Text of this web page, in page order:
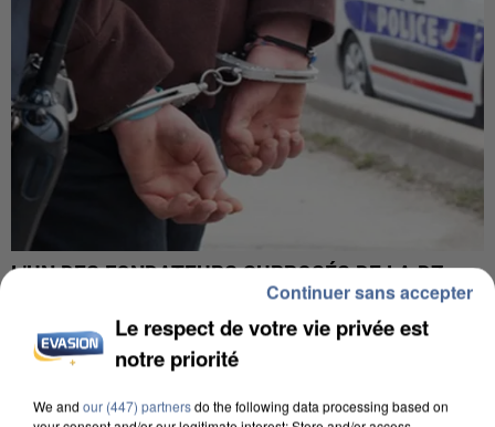
L’UN DES FONDATEURS SUPPOSÉS DE LA DZ
MAFIA INTERPELLÉ EN ALGÉRIE
Le respect de votre vie privée est
notre priorité
We and our (447) partnersdo the following data processing based on
Continuer sans accepter